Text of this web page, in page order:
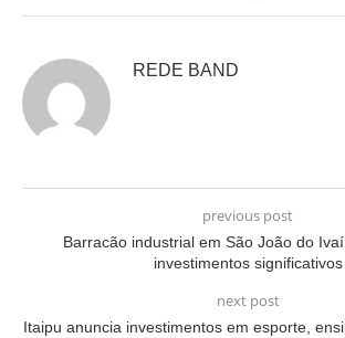
REDE BAND
previous post
Barracão industrial em São João do
investimentos significativos
next post
Itaipu anuncia investimentos em esporte,